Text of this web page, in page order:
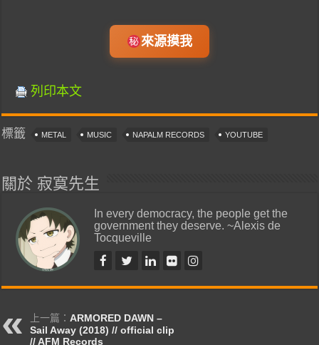
來源摸我
列印本文
標籤 METAL MUSIC NAPALM RECORDS YOUTUBE
關於 寂寞先生
In every democracy, the people get the
government they deserve. ~Alexis de
Tocqueville
上一篇：ARMORED DAWN –
Sail Away (2018) // official clip
// AFM Records